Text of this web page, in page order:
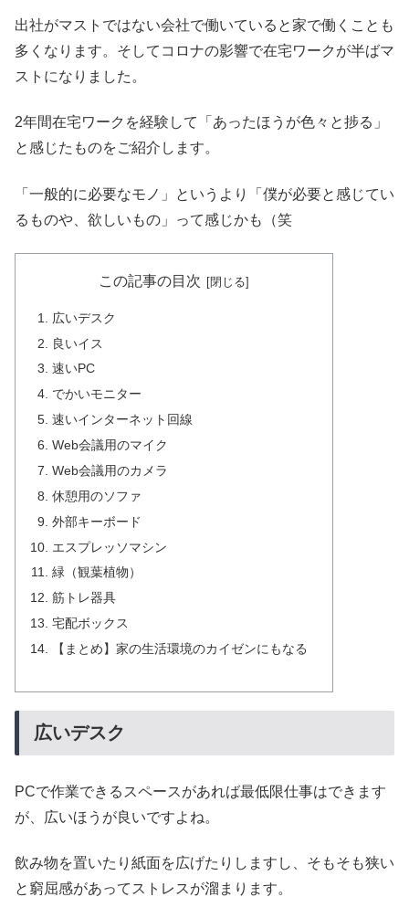
出社がマストではない会社で働いていると家で働くことも
多くなります。そしてコロナの影響で在宅ワークが半ばマ
ストになりました。
2年間在宅ワークを経験して「あったほうが色々と捗る」
と感じたものをご紹介します。
「一般的に必要なモノ」というより「僕が必要と感じてい
るものや、欲しいもの」って感じかも（笑
この記事の目次
広いデスク
良いイス
速いPC
でかいモニター
速いインターネット回線
Web会議用のマイク
Web会議用のカメラ
休憩用のソファ
外部キーボード
エスプレッソマシン
緑（観葉植物）
筋トレ器具
宅配ボックス
【まとめ】家の生活環境のカイゼンにもなる
広いデスク
PCで作業できるスペースがあれば最低限仕事はできます
が、広いほうが良いですよね。
飲み物を置いたり紙面を広げたりしますし、そもそも狭い
と窮屈感があってストレスが溜まります。